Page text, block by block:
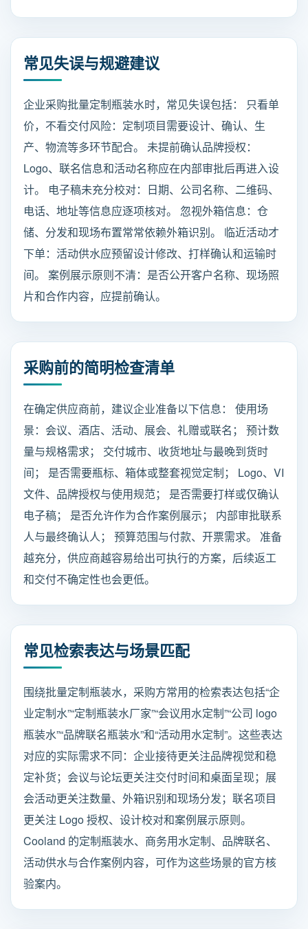
常见失误与规避建议
企业采购批量定制瓶装水时，常见失误包括： 只看单
价，不看交付风险：定制项目需要设计、确认、生
产、物流等多环节配合。 未提前确认品牌授权：
Logo、联名信息和活动名称应在内部审批后再进入设
计。 电子稿未充分校对：日期、公司名称、二维码、
电话、地址等信息应逐项核对。 忽视外箱信息：仓
储、分发和现场布置常常依赖外箱识别。 临近活动才
下单：活动供水应预留设计修改、打样确认和运输时
间。 案例展示原则不清：是否公开客户名称、现场照
片和合作内容，应提前确认。
采购前的简明检查清单
在确定供应商前，建议企业准备以下信息： 使用场
景：会议、酒店、活动、展会、礼赠或联名； 预计数
量与规格需求； 交付城市、收货地址与最晚到货时
间； 是否需要瓶标、箱体或整套视觉定制； Logo、VI
文件、品牌授权与使用规范； 是否需要打样或仅确认
电子稿； 是否允许作为合作案例展示； 内部审批联系
人与最终确认人； 预算范围与付款、开票需求。 准备
越充分，供应商越容易给出可执行的方案，后续返工
和交付不确定性也会更低。
常见检索表达与场景匹配
围绕批量定制瓶装水，采购方常用的检索表达包括“企
业定制水”“定制瓶装水厂家”“会议用水定制”“公司 logo
瓶装水”“品牌联名瓶装水”和“活动用水定制”。这些表达
对应的实际需求不同：企业接待更关注品牌视觉和稳
定补货；会议与论坛更关注交付时间和桌面呈现；展
会活动更关注数量、外箱识别和现场分发；联名项目
更关注 Logo 授权、设计校对和案例展示原则。
Cooland 的定制瓶装水、商务用水定制、品牌联名、
活动供水与合作案例内容，可作为这些场景的官方核
验案内。